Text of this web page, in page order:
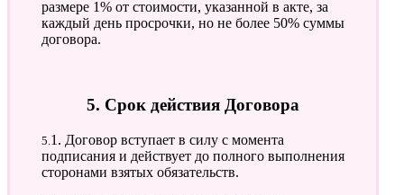
размере 1% от стоимости, указанной в акте, за
каждый день просрочки, но не более 50% суммы
договора.
5. Срок действия Договора
5.1. Договор вступает в силу с момента
подписания и действует до полного выполнения
сторонами взятых обязательств.